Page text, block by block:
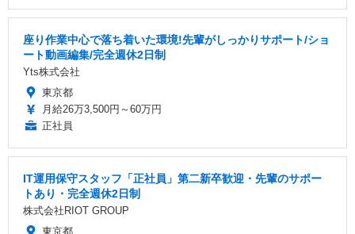
座り作業中心で落ち着いた環境!先輩がしっかりサポート/ショ
ート動画編集/完全週休2日制
Yts株式会社
東京都
月給26万3,500円～60万円
正社員
IT運用保守スタッフ「正社員」第二新卒歓迎・先輩のサポー
トあり・完全週休2日制
株式会社RIOT GROUP
東京都